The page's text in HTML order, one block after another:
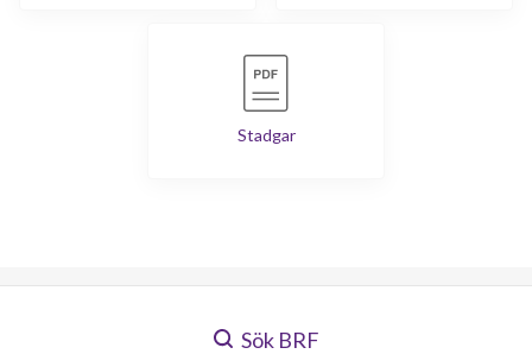
Stadgar
Sök BRF